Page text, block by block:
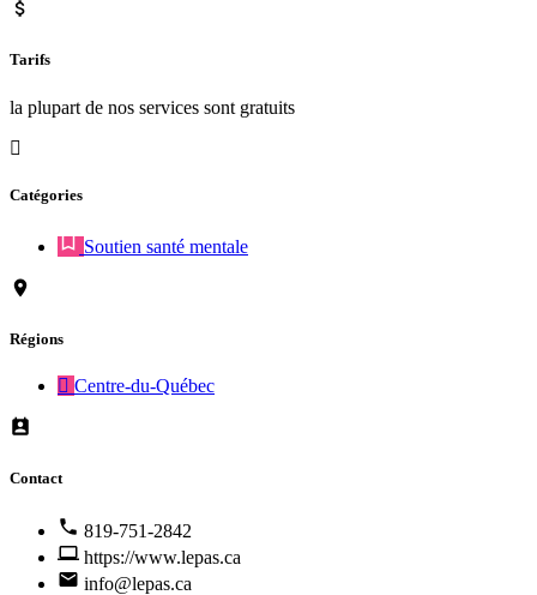
Tarifs
la plupart de nos services sont gratuits
Catégories
Soutien santé mentale
Régions
Centre-du-Québec
Contact
819-751-2842
https://www.lepas.ca
info@lepas.ca